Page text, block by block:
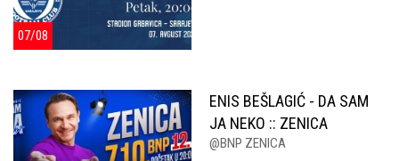
07/08
ENIS BEŠLAGIĆ - DA SAM
JA NEKO :: ZENICA
@BNP ZENICA